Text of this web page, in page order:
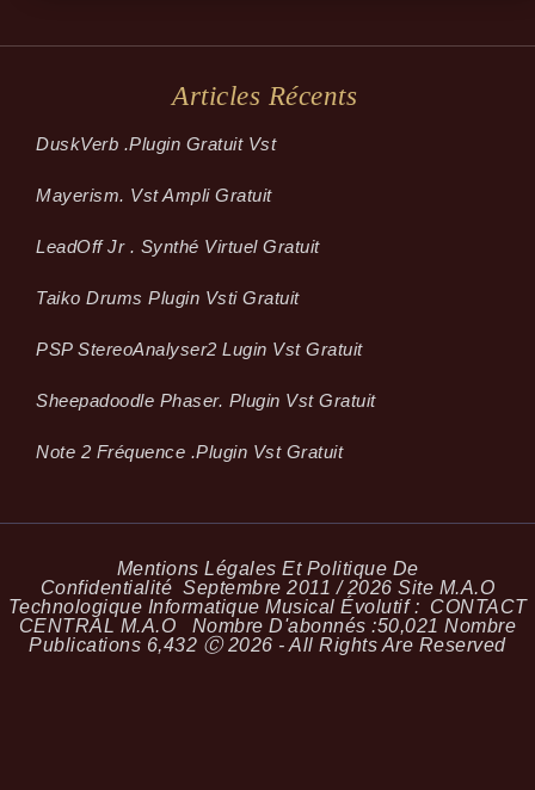
Articles Récents
Dusk­Verb .plugin Gratuit Vst
Mayerism. Vst Ampli Gratuit
LeadOff Jr . Synthé Virtuel Gratuit
Taiko Drums Plugin Vsti Gratuit
PSP StereoAnalyser2 Lugin Vst Gratuit
Sheepadoodle Phaser. Plugin Vst Gratuit
Note 2 Fréquence .plugin Vst Gratuit
Mentions Légales Et Politique De
Confidentialité Septembre 2011 / 2026 Site M.A.O
Technologique Informatique Musical Évolutif : CONTACT
CENTRAL M.A.O Nombre D'abonnés :50,021 Nombre
Publications 6,432 Ⓒ 2026 - All Rights Are Reserved